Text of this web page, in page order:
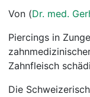
Von (Dr. med.
Piercings in
Zahnfleisch
Die